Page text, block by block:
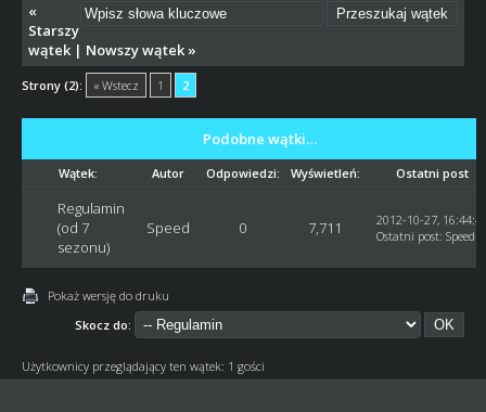
«
Starszy
wątek| Nowszy wątek»
Strony (2): « Wstecz 1 2
Podobne wątki…
Wątek: Autor Odpowiedzi: Wyświetleń: Ostatni post
Regulamin
(od 7
sezonu)
Speed 0 7,711
2012-10-27,
Ostatni post: Speed
Pokaż wersję do druku
Skocz do:
Użytkownicy przeglądający ten wątek: 1 gości